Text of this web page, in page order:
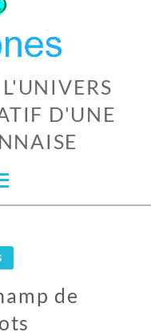
D'UNE
de